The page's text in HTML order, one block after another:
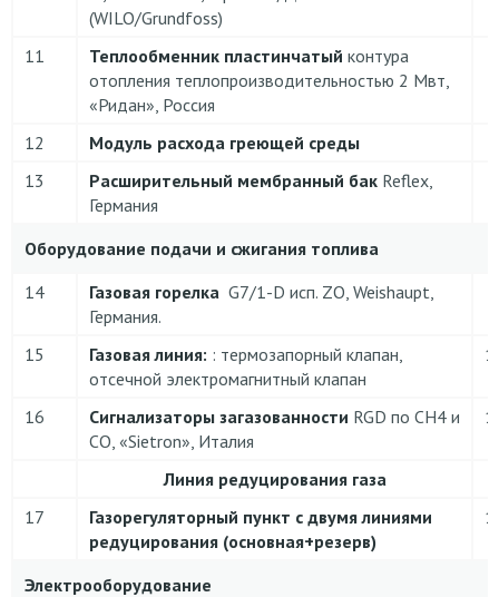
(WILO/Grundfoss)
11
Теплообменник пластинчатый контура
отопления теплопроизводительностью 2 Мвт,
«Ридан», Россия
12
Модуль расхода греющей среды
13
Расширительный мембранный бак Reflex,
Германия
Оборудование подачи и сжигания топлива
14
Газовая горелка G7/1-D исп. ZO, Weishaupt,
Германия.
15
Газовая линия: : термозапорный клапан,
отсечной электромагнитный клапан
1
16 Сигнализаторы загазованности RGD по CH4 и
CO, «Sietron», Италия
1
Линия редуцирования газа
17
Газорегуляторный пункт с двумя линиями
редуцирования (основная+резерв)
1
Электрооборудование